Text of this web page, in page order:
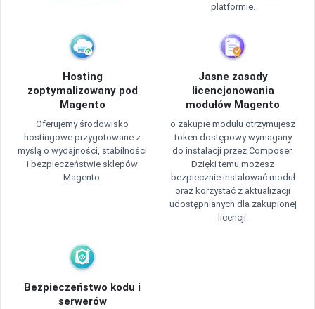
platformie.
Hosting
zoptymalizowany pod
Magento
Oferujemy środowisko
hostingowe przygotowane z
myślą o wydajności, stabilności
i bezpieczeństwie sklepów
Magento.
Jasne zasady
licencjonowania
modułów Magento
o zakupie modułu otrzymujesz
token dostępowy wymagany
do instalacji przez Composer.
Dzięki temu możesz
bezpiecznie instalować moduł
oraz korzystać z aktualizacji
udostępnianych dla zakupionej
licencji.
Bezpieczeństwo kodu i
serwerów